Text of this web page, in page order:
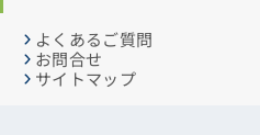
よくあるご質問
お問合せ
サイトマップ